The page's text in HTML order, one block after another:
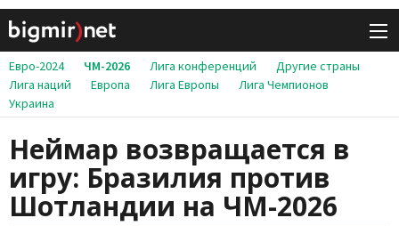
Евро-2024 ЧМ-2026 Лига конференций
Другие страны
Лига наций
Европа Лига Европы
Лига Чемпионов
Украина
Неймар возвращается в
игру: Бразилия против
Шотландии на ЧМ-2026